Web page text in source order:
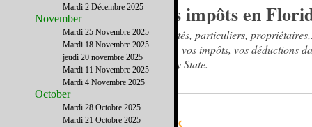
Les impôts en
Sociétés, particuliers,
taxes, vos impôts, vos déductions
Sunny State.
Mardi 2 Décembre 2025
November
Mardi 25 Novembre 2025
Mardi 18 Novembre 2025
jeudi 20 novembre 2025
Mardi 11 Novembre 2025
Mardi 4 Novembre 2025
October
Mardi 28 Octobre 2025
Mardi 21 Octobre 2025